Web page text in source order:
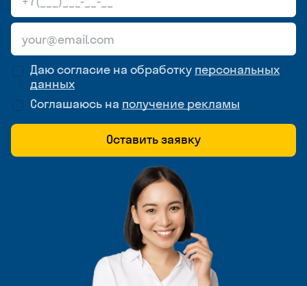
Даю согласие на обработку персональных
данных
Соглашаюсь на получение рекламы
Оставить заявку